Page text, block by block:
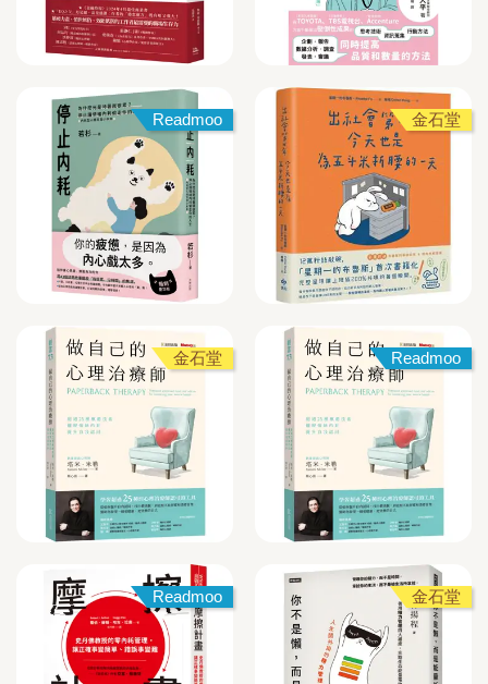
Readmoo 金石堂
金石堂 Readmoo
Readmoo 金石堂